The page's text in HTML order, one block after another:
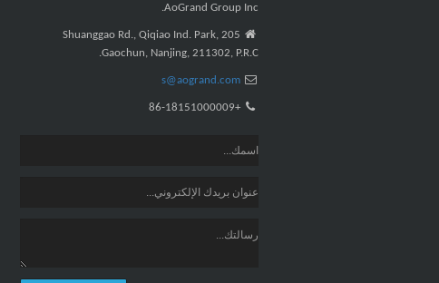
AoGrand Group Inc.
205 Shuanggao Rd., Qiqiao Ind. Park,
Gaochun, Nanjing, 211302, P.R.C.
s@aogrand.com
+86-18151000009